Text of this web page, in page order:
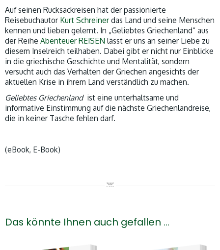
Auf seinen Rucksackreisen hat der passionierte
Reisebuchautor Kurt Schreiner das Land und seine Menschen
kennen und lieben gelernt. In „Geliebtes Griechenland“ aus
der Reihe Abenteuer REISEN lässt er uns an seiner Liebe zu
diesem Inselreich teilhaben. Dabei gibt er nicht nur Einblicke
in die griechische Geschichte und Mentalität, sondern
versucht auch das Verhalten der Griechen angesichts der
aktuellen Krise in ihrem Land verständlich zu machen.
Geliebtes Griechenland ist eine unterhaltsame und
informative Einstimmung auf die nächste Griechenlandreise,
die in keiner Tasche fehlen darf.
(eBook, E-Book)
Das könnte Ihnen auch gefallen …